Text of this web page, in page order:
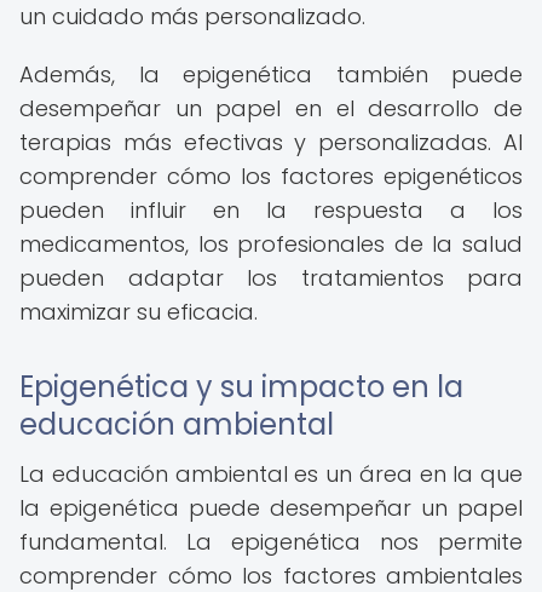
un cuidado más personalizado.
Además, la epigenética también puede
desempeñar un papel en el desarrollo de
terapias más efectivas y personalizadas. Al
comprender cómo los factores epigenéticos
pueden influir en la respuesta a los
medicamentos, los profesionales de la salud
pueden adaptar los tratamientos para
maximizar su eficacia.
Epigenética y su impacto en la
educación ambiental
La educación ambiental es un área en la que
la epigenética puede desempeñar un papel
fundamental. La epigenética nos permite
comprender cómo los factores ambientales